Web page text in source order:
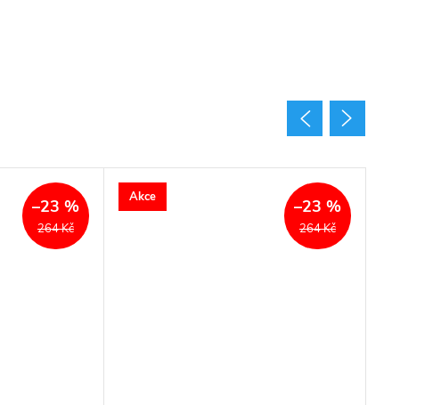
264 Kč
–23 % Akce
264 Kč
–23 %